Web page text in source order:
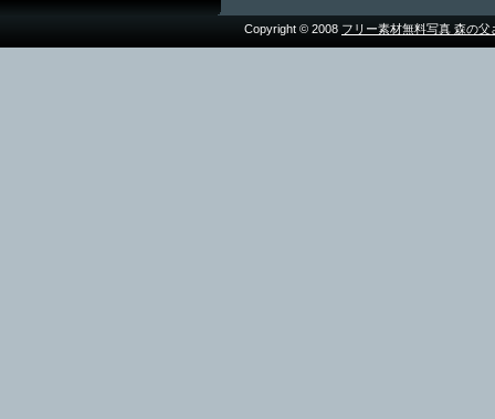
Copyright © 2008 フリー素材無料写真 森の父